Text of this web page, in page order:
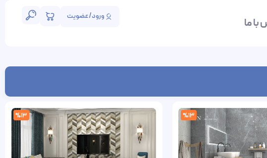
با ما ورود/عضویت
%13
%13